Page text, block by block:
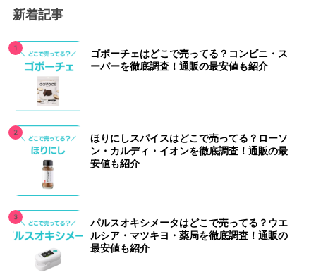
新着記事
ゴボーチェはどこで売ってる？コンビニ・ス
ーパーを徹底調査！通販の最安値も紹介
ほりにしスパイスはどこで売ってる？ローソ
ン・カルディ・イオンを徹底調査！通販の最
安値も紹介
パルスオキシメータはどこで売ってる？ウエ
ルシア・マツキヨ・薬局を徹底調査！通販の
最安値も紹介